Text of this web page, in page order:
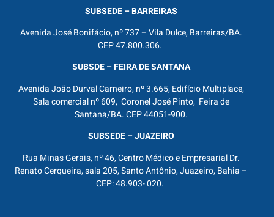
SUBSEDE – BARREIRAS
Avenida José Bonifácio, nº 737 – Vila Dulce, Barreiras/BA.
CEP 47.800.306.
SUBSDE – FEIRA DE SANTANA
Avenida João Durval Carneiro, nº 3.665, Edifício Multiplace,
Sala comercial nº 609, Coronel José Pinto, Feira de
Santana/BA. CEP 44051-900.
SUBSEDE – JUAZEIRO
Rua Minas Gerais, nº 46, Centro Médico e Empresarial Dr.
Renato Cerqueira, sala 205, Santo Antônio, Juazeiro, Bahia –
CEP: 48.903- 020.